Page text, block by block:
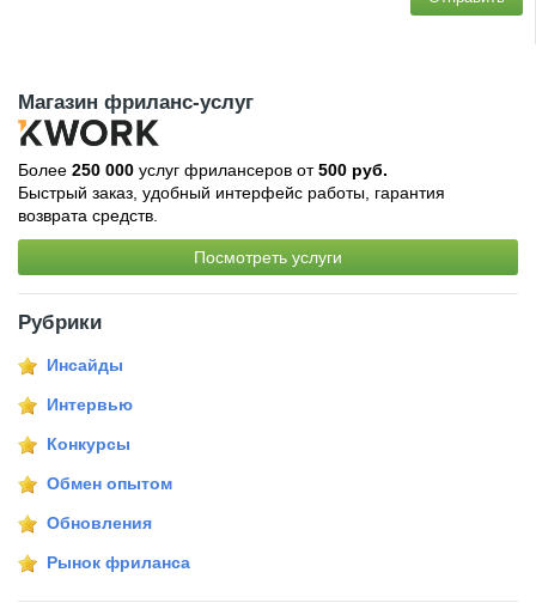
Магазин фриланс-услуг
Более 250 000 услуг фрилансеров от500 руб.
Быстрый заказ, удобный интерфейс работы, гарантия
возврата средств.
Посмотреть услуги
Рубрики
Инсайды
Интервью
Конкурсы
Обмен опытом
Обновления
Рынок фриланса